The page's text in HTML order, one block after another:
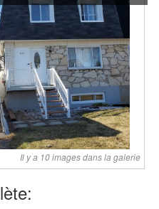
Il y a 10 images dans la galerie